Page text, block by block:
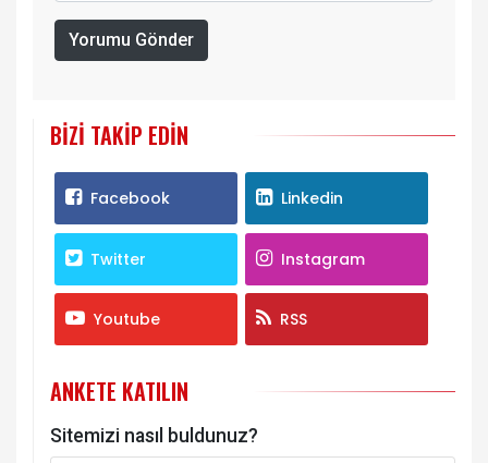
Yorumu Gönder
BIZI TAKIP EDIN
Facebook Linkedin
Twitter Instagram
Youtube RSS
ANKETE KATILIN
Sitemizi nasıl buldunuz?